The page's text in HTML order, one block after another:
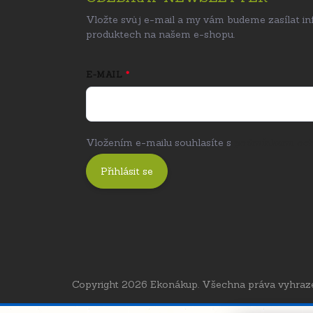
Vložte svůj e-mail a my vám budeme zasílat
produktech na našem e-shopu.
E-MAIL
Vložením e-mailu souhlasíte s
Přihlásit se
Copyright 2026 Ekonákup. Všechna práva